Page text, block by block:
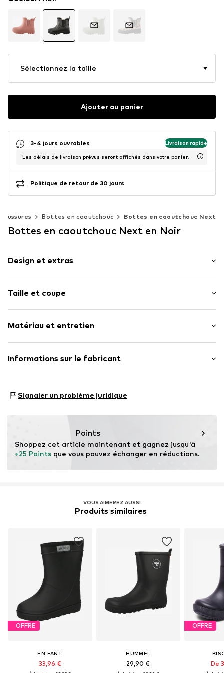
Sélectionnez la taille
Ajouter au panier
3-4 jours ouvrables Livraison rapide
Les délais de livraison prévus seront affichés dans votre panier.
Politique de retour de 30 jours
Bottes en caoutchouc Bottes en caoutchouc Next
Bottes en caoutchouc Next en Noir
Design et extras
Bout rond
Sans lacets
Numéro d'article. Q9790111
Taille et coupe
Matériau et entretien
Matériau supérieur : Caoutchouc
Pays d'origine : Chine
Informations sur le fabricant
81379 München
Signaler un problème juridique
Points
+25 Points que vous pouvez échanger en réductions.
VOUS AIMEREZ AUSSI
Produits similaires
OFFRE
EN FANT
33,96 €
HUMMEL
29,90 €
OFFRE
De